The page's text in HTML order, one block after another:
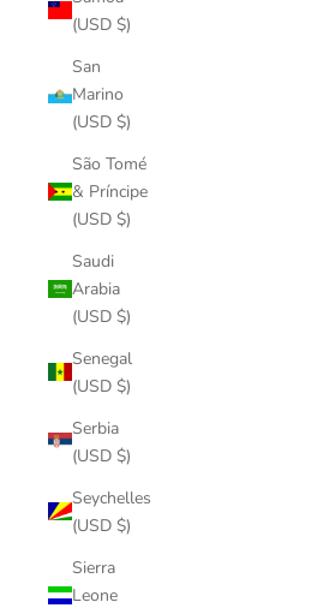
(USD $)
San
Marino
(USD $)
São Tomé
& Príncipe
(USD $)
Saudi
Arabia
(USD $)
Senegal
(USD $)
Serbia
(USD $)
Seychelles
(USD $)
Sierra
Leone